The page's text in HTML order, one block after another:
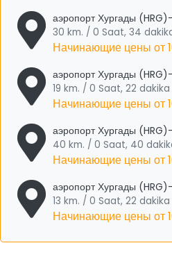
аэропорт Хургады
30 km. / 0 Saat, 34
Начинающие цены от
аэропорт Хургады
19 km. / 0 Saat, 22 dakika
Начинающие цены от
аэропорт Хургады
40 km. / 0 Saat, 40
Начинающие цены от
аэропорт Хургады
13 km. / 0 Saat, 22 dakika
Начинающие цены от